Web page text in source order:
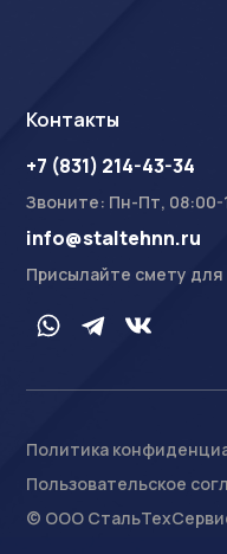
Контакты
+7 (831) 214-43-34
Звоните: Пн-Пт, 08:00-
info@staltehnn.ru
Политика
Пользовательское
© ООО
На сайте
Условиями обработки